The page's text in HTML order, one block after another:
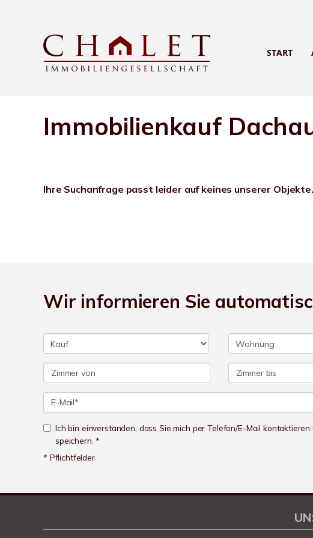
START
Immobilienkauf
Ihre Suchanfrage passt leider auf keines unserer Objekte.
Wir informieren Sie
Ich bin einverstanden, dass Sie mich per Telefon/E-Mail
speichern. *
* Pflichtfelder